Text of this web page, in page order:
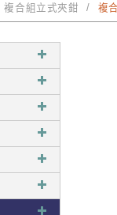
複合組立式夾鉗 複